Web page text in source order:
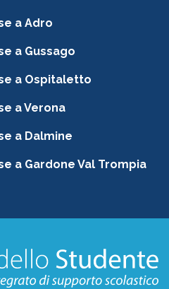
a Adro
a Gussago
a Ospitaletto
a Verona
a Dalmine
a Gardone Val Trompia